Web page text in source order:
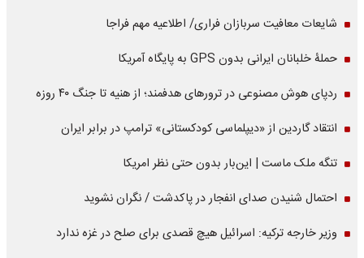
شایعات معافیت سربازان فراری/ اطلاعیه مهم فراجا
حملۀ خلبانان ایرانی بدون GPS به پایگاه آمریکا
ردپای هوش مصنوعی در ترورهای هدفمند؛ از هنیه تا جنگ ۴۰ روزه
انتقاد گاردین از «دیپلماسی کودکستانی» ترامپ در برابر ایران
تنگه ملک ماست | این‌بار بدون حتی نظر امریکا
احتمال شنیدن صدای انفجار در پاکدشت / نگران نشوید
وزیر خارجه ترکیه: اسرائیل هیچ قصدی برای صلح در غزه ندارد